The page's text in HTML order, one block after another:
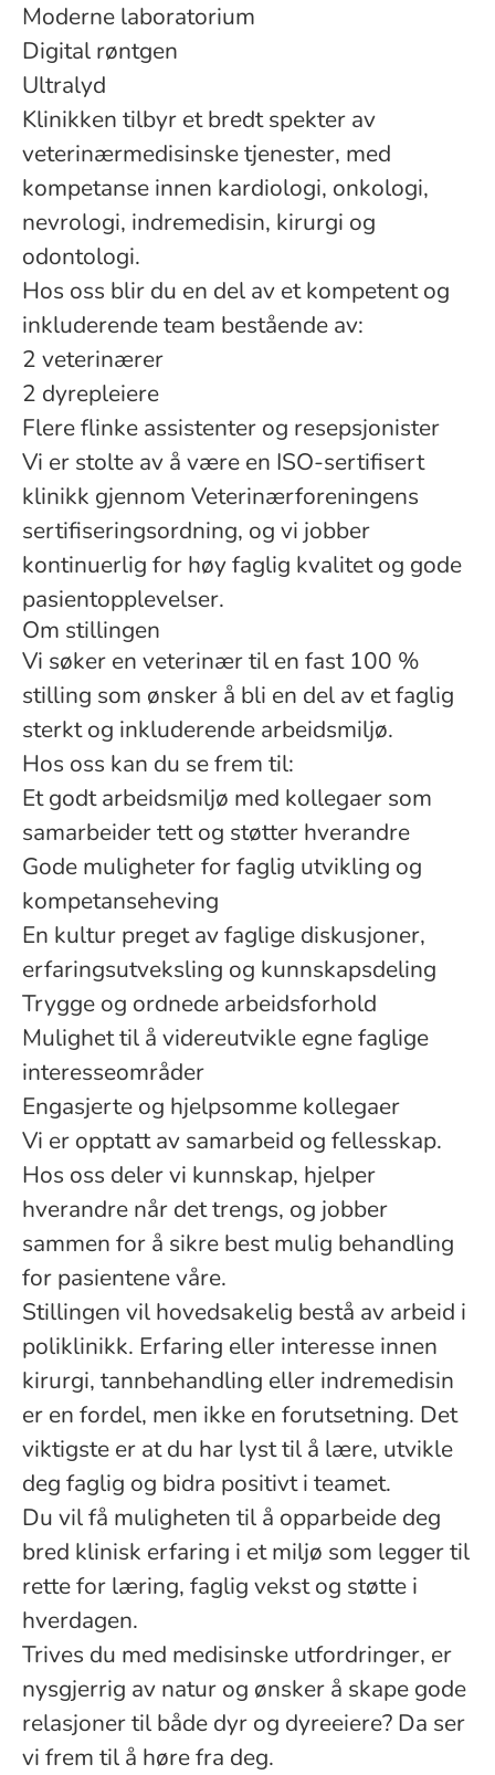
Moderne laboratorium
Digital røntgen
Ultralyd
Klinikken tilbyr et bredt spekter av
veterinærmedisinske tjenester, med
kompetanse innen kardiologi, onkologi,
nevrologi, indremedisin, kirurgi og
odontologi.
Hos oss blir du en del av et kompetent og
inkluderende team bestående av:
2 veterinærer
2 dyrepleiere
Flere flinke assistenter og resepsjonister
Vi er stolte av å være en ISO-sertifisert
klinikk gjennom Veterinærforeningens
sertifiseringsordning, og vi jobber
kontinuerlig for høy faglig kvalitet og gode
pasientopplevelser.
Om stillingen
Vi søker en veterinær til en fast 100 %
stilling som ønsker å bli en del av et faglig
sterkt og inkluderende arbeidsmiljø.
Hos oss kan du se frem til:
Et godt arbeidsmiljø med kollegaer som
samarbeider tett og støtter hverandre
Gode muligheter for faglig utvikling og
kompetanseheving
En kultur preget av faglige diskusjoner,
erfaringsutveksling og kunnskapsdeling
Trygge og ordnede arbeidsforhold
Mulighet til å videreutvikle egne faglige
interesseområder
Engasjerte og hjelpsomme kollegaer
Vi er opptatt av samarbeid og fellesskap.
Hos oss deler vi kunnskap, hjelper
hverandre når det trengs, og jobber
sammen for å sikre best mulig behandling
for pasientene våre.
Stillingen vil hovedsakelig bestå av arbeid i
poliklinikk. Erfaring eller interesse innen
kirurgi, tannbehandling eller indremedisin
er en fordel, men ikke en forutsetning. Det
viktigste er at du har lyst til å lære, utvikle
deg faglig og bidra positivt i teamet.
Du vil få muligheten til å opparbeide deg
bred klinisk erfaring i et miljø som legger til
rette for læring, faglig vekst og støtte i
hverdagen.
Trives du med medisinske utfordringer, er
nysgjerrig av natur og ønsker å skape gode
relasjoner til både dyr og dyreeiere? Da ser
vi frem til å høre fra deg.